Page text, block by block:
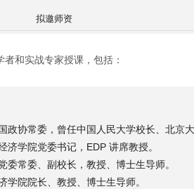
拟邀师资
和实战专家授课，包括：
政协常委，曾任中国人民大学校长、北京
济学院党委书记，EDP 讲席教授。
委常委、副校长，教授、博士生导师。
学院院长、教授、博士生导师。